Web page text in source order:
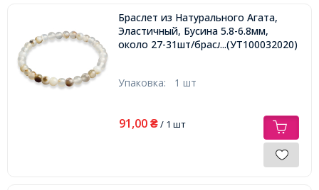
Браслет из Натурального Агата,
Эластичный, Бусина 5.8-6.8мм,
около 27-31шт/браслет,...(УТ100032020)
Упаковка: 1 шт
91,00 ₴/ 1 шт